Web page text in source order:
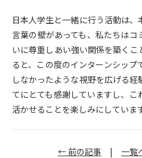
日本人学生と一緒に行う活動は、
言葉の壁があっても、私たちは
いに尊重しあい強い関係を築く
ると、この度のインターンシッ
しなかったような視野を広げる
てにとても感謝していますし、
活かせることを楽しみにしています
← 前の記事 | 一覧